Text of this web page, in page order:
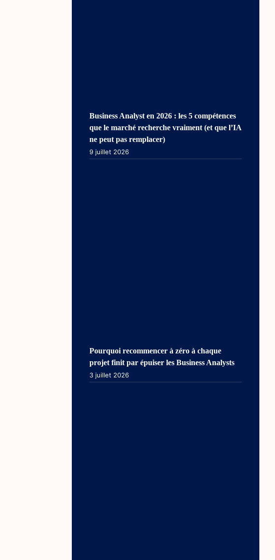
Business Analyst en 2026 : les 5 compétences
que le marché recherche vraiment (et que l’IA
ne peut pas remplacer)
9 juillet 2026
Pourquoi recommencer à zéro à chaque
projet finit par épuiser les Business Analysts
3 juillet 2026